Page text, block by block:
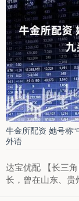
牛金所配资 她号称
外语
达宝优配 【长三
长，曾在山东、贵